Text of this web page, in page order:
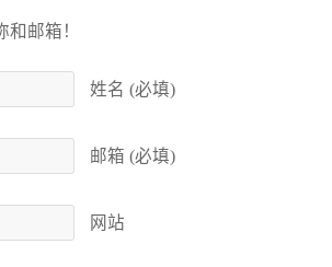
邮箱！
姓名 (必填)
邮箱 (必填)
网站